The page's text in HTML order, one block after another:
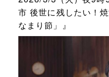
市 後世に残したい！
なまり節」』